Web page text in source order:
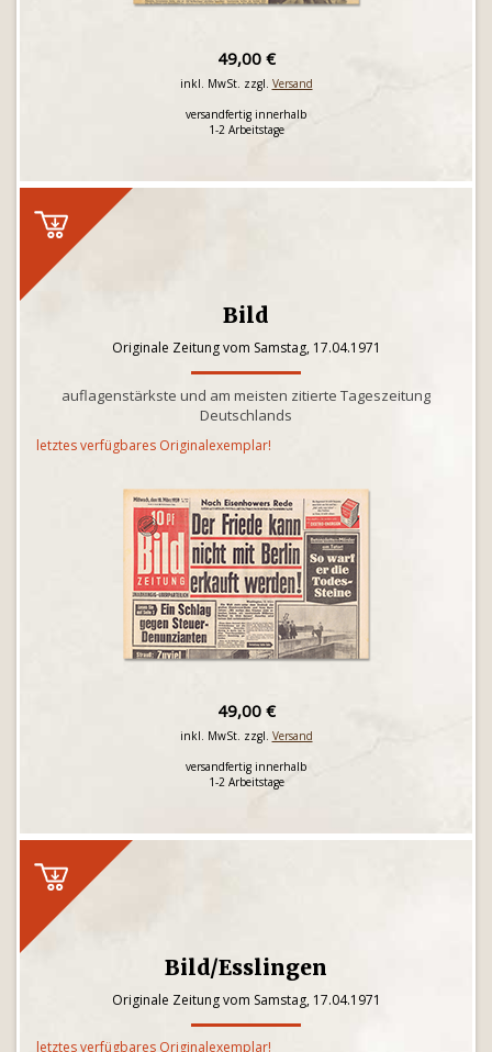
49,00 €
inkl. MwSt. zzgl. Versand
versandfertig innerhalb
1-2 Arbeitstage
Bild
Originale Zeitung vom Samstag, 17.04.1971
auflagenstärkste und am meisten zitierte Tageszeitung
Deutschlands
letztes verfügbares Originalexemplar!
49,00 €
inkl. MwSt. zzgl. Versand
versandfertig innerhalb
1-2 Arbeitstage
Bild/Esslingen
Originale Zeitung vom Samstag, 17.04.1971
letztes verfügbares Originalexemplar!